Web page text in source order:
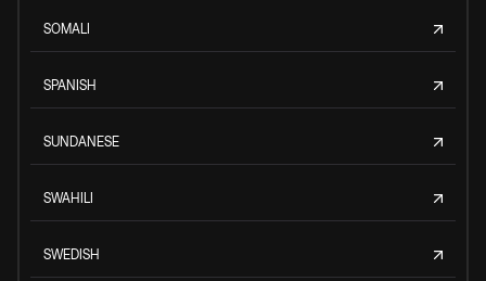
SOMALI
SPANISH
SUNDANESE
SWAHILI
SWEDISH